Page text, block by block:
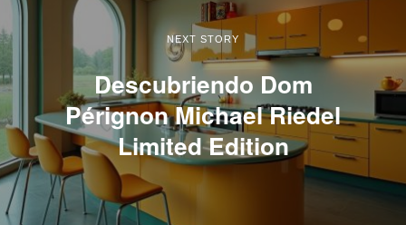
NEXT STORY
Descubriendo Dom
Pérignon Michael Riedel
Limited Edition